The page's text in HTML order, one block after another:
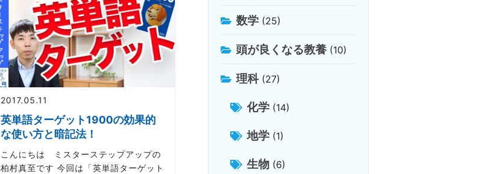
2017.05.11
英単語ターゲット1900の効果的
な使い方と暗記法！
こんにちは ミスターステップアップの
柏村真至です 今回は「英単語ターゲット
数学(25)
頭が良くなる教養(10)
理科(27)
化学(14)
地学(1)
生物(6)